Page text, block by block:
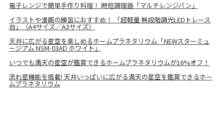
電子レンジで簡単手作り料理！ 時短調理器「マルチレンジパン」
イラストや漫画の練習におすすめ！ 「超軽量 無段階調光LEDトレース
台」（A4サイズ／A3サイズ）
天井に広がる星空を楽しめるホームプラネタリウム「NEWスターミュ
ージアム NSM-03AD ホワイト」
いつでも満天の星空が鑑賞できるホームプラネタリウムが16%オフ！
流れ星機能を搭載! 天井いっぱいに広がる満天の星空を鑑賞できるホー
ムプラネタリウム